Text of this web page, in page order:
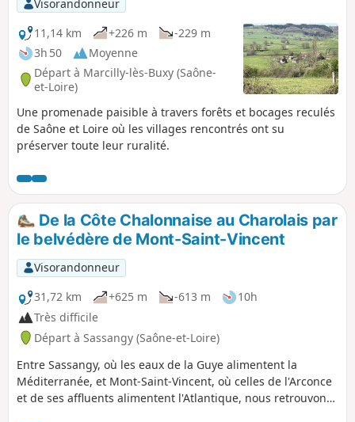
frontale en été c'est très agréable.
Visorandonneur
11,14 km
+226 m
-229 m
3h 50
Moyenne
Départ à Marcilly-lès-Buxy (Saône-
et-Loire)
Une promenade paisible à travers forêts et bocages reculés
de Saône et Loire où les villages rencontrés ont su
préserver toute leur ruralité.
De la Côte Chalonnaise au Charolais par
le belvédère de Mont-Saint-Vincent
Visorandonneur
31,72 km
+625 m -613 m
10h
Très difficile
Départ à Sassangy (Saône-et-Loire)
Entre Sassangy, où les eaux de la Guye alimentent la
Méditerranée, et Mont-Saint-Vincent, où celles de l'Arconce
et de ses affluents alimentent l'Atlantique, nous retrouvons